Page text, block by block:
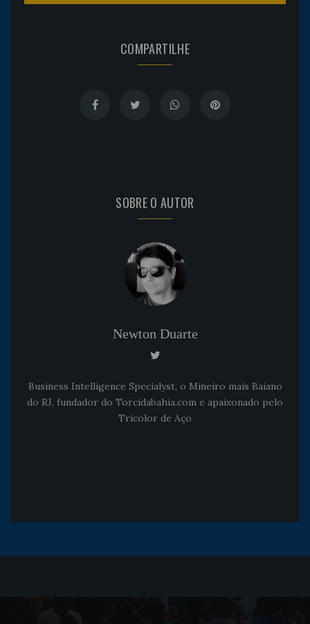
COMPARTILHE
SOBRE O AUTOR
Newton Duarte
Business Intelligence Specialyst, o Mineiro mais Baiano
do RJ, fundador do Torcidabahia.com e apaixonado pelo
Tricolor de Aço